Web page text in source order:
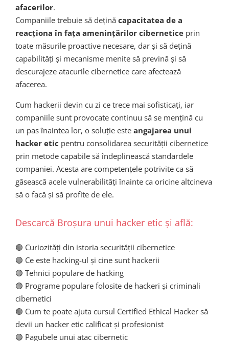
afacerilor.
Companiile trebuie să dețină capacitatea de a
reacționa în fața amenințărilor cibernetice prin
toate măsurile proactive necesare, dar și să dețină
capabilități și mecanisme menite să prevină și să
descurajeze atacurile cibernetice care afectează
afacerea.
Cum hackerii devin cu zi ce trece mai sofisticați, iar
companiile sunt provocate continuu să se mențină cu
un pas înaintea lor, o soluție este angajarea unui
hacker etic pentru consolidarea securității cibernetice
prin metode capabile să îndeplinească standardele
companiei. Acesta are competențele potrivite ca să
găsească acele vulnerabilități înainte ca oricine altcineva
să o facă și să profite de ele.
Descarcă Broșura unui hacker etic și află:
🟢 Curiozități din istoria securității cibernetice
🟢 Ce este hacking-ul și cine sunt hackerii
🟢 Tehnici populare de hacking
🟢 Programe populare folosite de hackeri și criminali
cibernetici
🟢 Cum te poate ajuta cursul Certified Ethical Hacker să
devii un hacker etic calificat și profesionist
🟢 Pagubele unui atac cibernetic